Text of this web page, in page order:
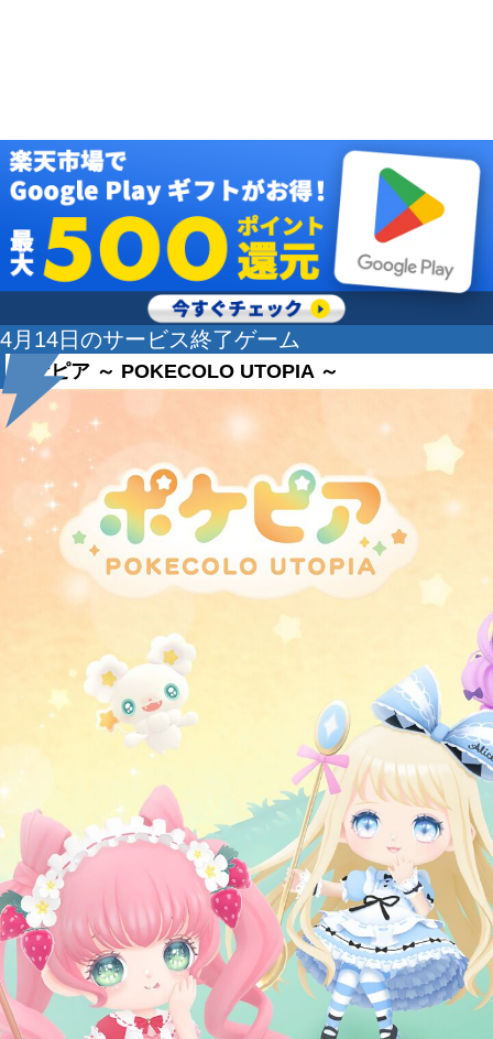
4月14日のサービス終了ゲーム
ポケピア ～ POKECOLO UTOPIA ～